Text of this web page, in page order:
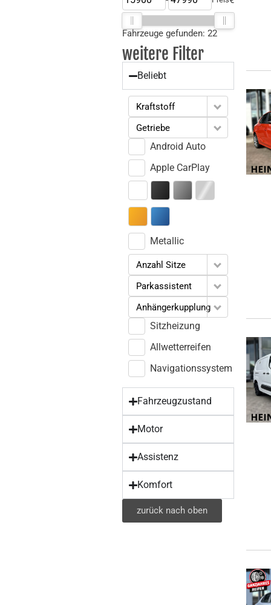
Fahrzeuge gefunden:22
weitere Filter
Beliebt
Kraftstoff
Getriebe
Android Auto
Apple CarPlay
Metallic
Anzahl Sitze
Parkassistent
Anhängerkupplung
Sitzheizung
Allwetterreifen
Navigationssystem
Fahrzeugzustand
Motor
Assistenz
Komfort
zurück nach oben